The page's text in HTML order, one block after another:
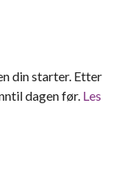
din starter. Etter
dagen før. Les